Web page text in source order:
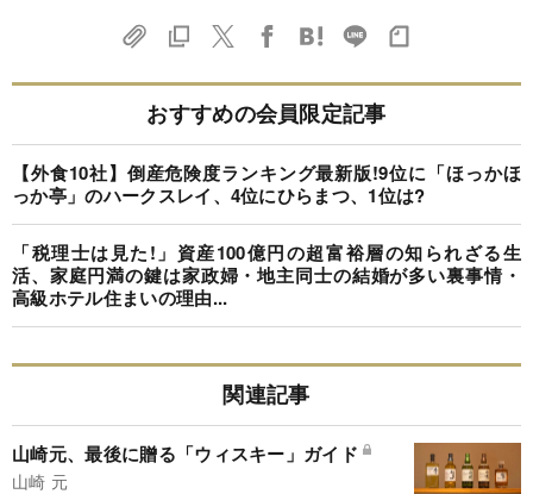
おすすめの会員限定記事
【外食10社】倒産危険度ランキング最新版!9位に「ほっかほ
っか亭」のハークスレイ、4位にひらまつ、1位は?
「税理士は見た!」資産100億円の超富裕層の知られざる生
活、家庭円満の鍵は家政婦・地主同士の結婚が多い裏事情・
高級ホテル住まいの理由...
関連記事
山崎元、最後に贈る「ウィスキー」ガイド
山崎 元